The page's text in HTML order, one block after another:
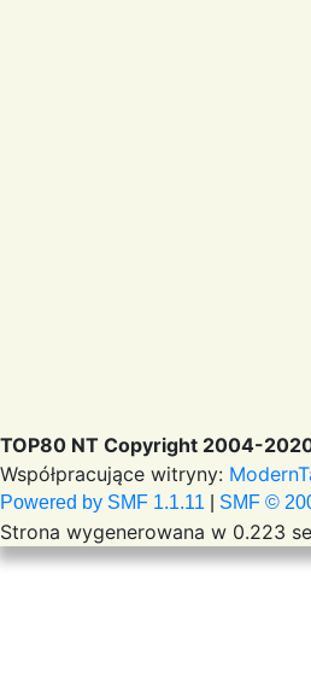
TOP80 NT Copyright 2004-
Współpracujące witryny:
Powered by SMF 1.1.11 SMF ©
Strona wygenerowana w 0.223